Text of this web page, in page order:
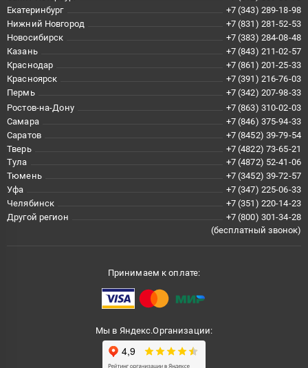
Екатеринбург
+7 (343) 289-18-98
Нижний Новгород
+7 (831) 281-52-53
Новосибирск
+7 (383) 284-08-48
Казань
+7 (843) 211-02-57
Краснодар
+7 (861) 201-25-33
Красноярск
+7 (391) 216-76-03
Пермь
+7 (342) 207-98-33
Ростов-на-Дону
+7 (863) 310-02-03
Самара
+7 (846) 375-94-33
Саратов
+7 (8452) 39-79-54
Тверь
+7 (4822) 73-65-21
Тула
+7 (4872) 52-41-06
Тюмень
+7 (3452) 39-72-57
Уфа
+7 (347) 225-06-33
Челябинск
+7 (351) 220-14-23
Другой регион
+7 (800) 301-34-28
(бесплатный звонок)
Принимаем к оплате:
Мы в Яндекс.Организации: